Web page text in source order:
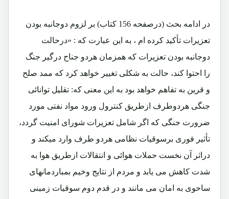
در ادامه بحث (درصفحه 156 کتاب) بر لزوم دوجانبه بودن
تعزیرات تأکید کرده ام ، به این عبارت که : «درحالت
دوجانبه بودن تعزیرات که همزمان هردو جناح درگیر جنگ
را احتوا کند، حالت به شکلی تغییر خواهد کرد که ممد صلح
و قرین به تفاهم خواهد بود به این معنی که: تقلیل توانائی
جنگی هردوطرف ازطریق کنترول ورود مواد نفتی مورد
ضرورت جنگی که اگر شامل تعزیرات شورای امنیت گردد،
تأثیر فوری برسوقیات نظامی هردو طرف وارد میکند و
دراثر آن نخست حملات هوائی و انتقالات ازطریق هوا به
شدت کاهش می یابد و مردم از نتایج وخیم بمباردمانهای
ساحوی به امان می مانند و در قدم دوم سوقیات زمینی